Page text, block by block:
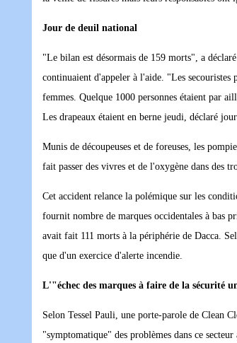
Jour de deuil national
"Le bilan est désormais de 159 morts", a
continuaient d'appeler à l'aide. "Les
femmes. Quelque 1000 personnes étaient par
Les drapeaux étaient en berne jeudi, déclaré
Munis de découpeuses et de foreuses, les
fait passer des vivres et de l'oxygène dans des
Cet accident relance la polémique sur les
fournit nombre de marques occidentales à bas
avait fait 111 morts à la périphérie de Dacca.
que d'un exercice d'alerte incendie.
L'"échec des marques à faire de la sécurité
Selon Tessel Pauli, une porte-parole de Clean
"symptomatique" des problèmes dans ce